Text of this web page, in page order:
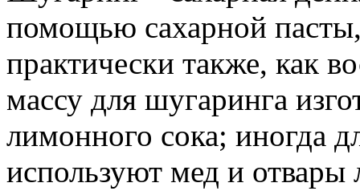
помощью сахарной пасты,
практически также, как
массу для шугаринга
лимонного сока; иногда
используют мед и отвары